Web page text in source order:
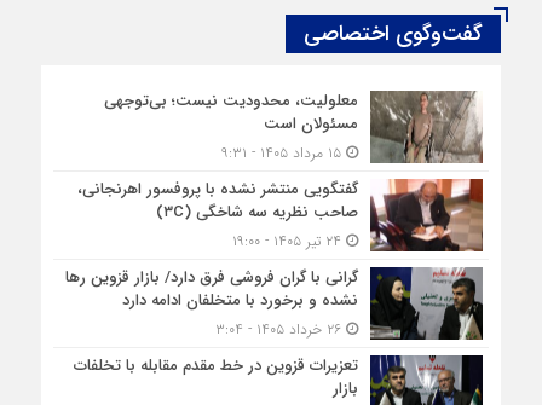
گفت‌وگوی اختصاصی
معلولیت، محدودیت نیست؛ بی‌توجهی
مسئولان است
۱۵ مرداد ۱۴۰۵ - ۹:۳۱
گفتگویی منتشر نشده با پروفسور اهرنجانی،
صاحب نظریه سه‌ شاخگی (۳C)
گرانی با گران‌ فروشی فرق دارد/ بازار قزوین رها
نشده و برخورد با متخلفان ادامه دارد
۲۶ خرداد ۱۴۰۵ - ۳:۰۴
تعزیرات قزوین در خط مقدم مقابله با تخلفات
بازار